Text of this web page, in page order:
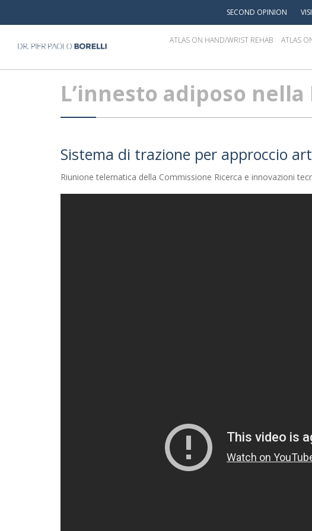
SECOND OPINION
ATLAS
ATLAS ON HAND/WRIST REHAB
L’innesto adiposo
Sistema di trazione per approccio
Riunione telematica della Commissione Ricerca e innovazioni